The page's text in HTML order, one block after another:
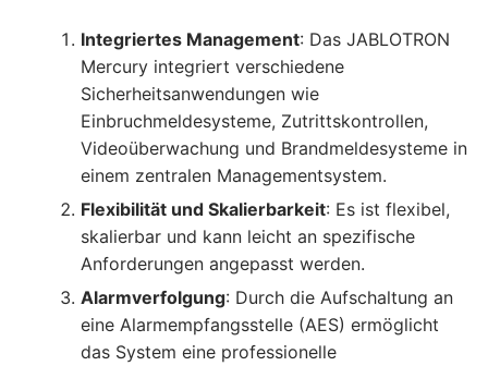
Integriertes Management: Das JABLOTRON
Mercury integriert verschiedene
Sicherheitsanwendungen wie
Einbruchmeldesysteme, Zutrittskontrollen,
Videoüberwachung und Brandmeldesysteme in
einem zentralen Managementsystem.
Flexibilität und Skalierbarkeit: Es ist flexibel,
skalierbar und kann leicht an spezifische
Anforderungen angepasst werden.
Alarmverfolgung: Durch die Aufschaltung an
eine Alarmempfangsstelle (AES) ermöglicht
das System eine professionelle